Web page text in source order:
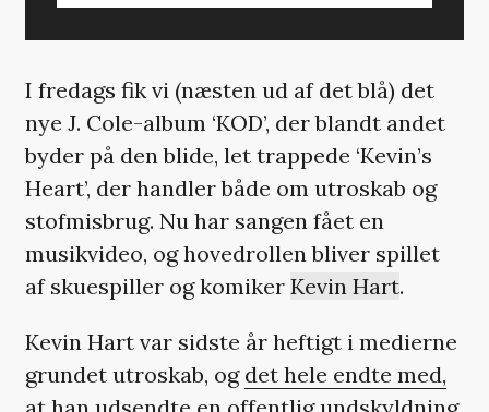
I fredags fik vi (næsten ud af det blå) det
nye J. Cole-album ‘KOD’, der blandt andet
byder på den blide, let trappede ‘Kevin’s
Heart’, der handler både om utroskab og
stofmisbrug. Nu har sangen fået en
musikvideo, og hovedrollen bliver spillet
af skuespiller og komiker Kevin Hart.
Kevin Hart var sidste år heftigt i medierne
grundet utroskab, og det hele endte med,